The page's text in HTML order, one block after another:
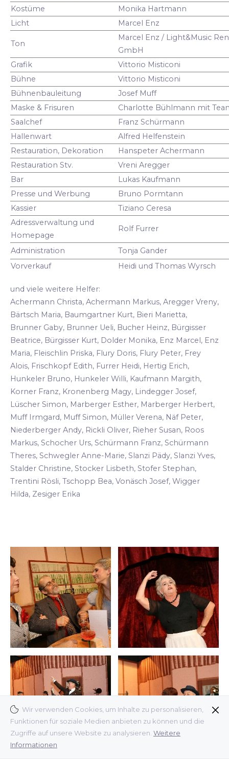
Wir verwenden Cookies, um Inhalte zu personalisieren,
Funktionen für soziale Medien anbieten zu können und die
Zugriffe auf unsere Website zu analysieren. Weitere
Informationen
Kostüme
Monika Hartmann
Licht
Marcel Enz
Ton
Marcel Enz / Light&Music
GmbH
Grafik
Vittorio Misticoni
Bühne
Vittorio Misticoni
Bühnenbauleitung
Josef Muff
Maske & Frisuren
Charlotte Bühlmann mit
Saalchef
Franz Schürmann
Hallenwart
Alfred Helfenstein
Restauration, Dekoration
Hanspeter Achermann
Restauration Stv.
Vreni Aregger
Bar
Lukas Kaufmann
Presse und Werbung
Bruno Pormtann
Kassier
Tiziano Ceresa
Adressverwaltung und
Homepage
Rolf Furrer
Administration
Tonja Gander
Vorverkauf
Heidi und Thomas Wyrsch
und viele weitere Helfer:
Achermann Christa, Achermann Markus, Aregger Vreny,
Bärtsch Maria, Baumgartner Kurt, Bieri Marietta,
Brunner Gaby, Brunner Ueli, Bucher Heinz, Bürgisser
Beatrice, Bürgisser Kurt, Dolder Monika, Enz Marcel, Enz
Maria, Fleischlin Priska, Flury Doris, Flury Peter, Frey
Alois, Frischkopf Edith, Furrer Heidi, Hertig Erich,
Hunkeler Bruno, Hunkeler Willi, Kaufmann Margith,
Korner Franz, Kronenberg Magy, Lindegger Josef,
Lüscher Simon, Marberger Esther, Marberger Herbert,
Muff Irmgard, Muff Simon, Müller Verena, Näf Peter,
Niederberger Andy, Rickli Oliver, Rieher Susan, Roos
Markus, Schocher Urs, Schürmann Franz, Schürmann
Theres, Schwegler Anne-Marie, Slanzi Pädy, Slanzi Yves,
Stalder Christine, Stocker Lisbeth, Stofer Stephan,
Trentini Rösli, Tschopp Bea, Vonäsch Josef, Wigger
Hilda, Zesiger Erika